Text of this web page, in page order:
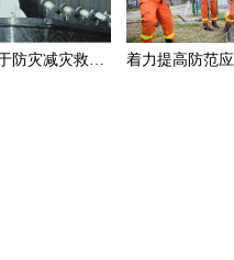
周恩来关于防灾减灾救灾的一组论述